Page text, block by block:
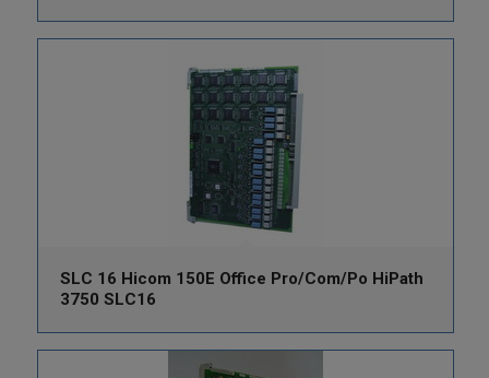
SLC 16 Hicom 150E Office Pro/Com/Po HiPath
3750 SLC16